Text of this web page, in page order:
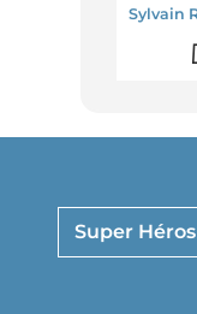
Super Héros